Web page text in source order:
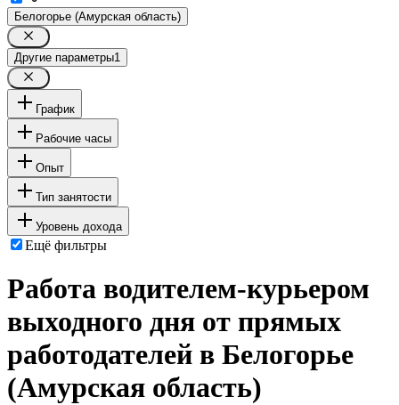
Белогорье (Амурская область)
Другие параметры1
График
Рабочие часы
Опыт
Тип занятости
Уровень дохода
Ещё фильтры
Работа водителем-курьером
выходного дня от прямых
работодателей в Белогорье
(Амурская область)